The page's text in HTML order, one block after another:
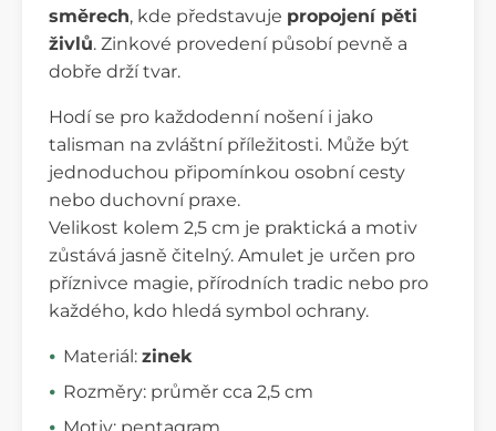
směrech, kde představuje propojení pěti
živlů. Zinkové provedení působí pevně a
dobře drží tvar.
Hodí se pro každodenní nošení i jako
talisman na zvláštní příležitosti. Může být
jednoduchou připomínkou osobní cesty
nebo duchovní praxe.
Velikost kolem 2,5 cm je praktická a motiv
zůstává jasně čitelný. Amulet je určen pro
příznivce magie, přírodních tradic nebo pro
každého, kdo hledá symbol ochrany.
Materiál: zinek
Rozměry: průměr cca 2,5 cm
Motiv: pentagram